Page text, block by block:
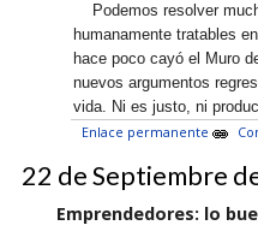
Podemos resolver
humanamente tratables
hace poco cayó el Muro
nuevos argumentos
vida. Ni es justo, ni
Enlace permanente
22 de Septiembre
Emprendedores: lo